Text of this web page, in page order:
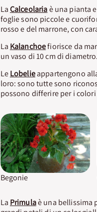
LaCalceolariaè una pianta
foglie sono piccole e
rosso e del marrone, con
La Kalanchoefiorisce da
un vaso di 10 cm di diametro.
LeLobelieappartengono
loro: sono tutte sono
possono differire per i
Begonie
La Primulaè una bellissima